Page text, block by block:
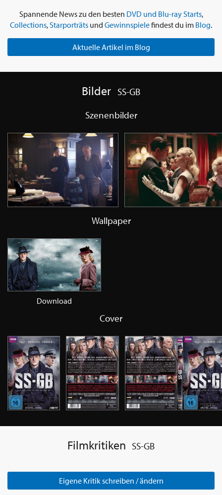
Spannende News zu den besten DVD und Blu-ray Starts,
Collections,Starporträts und Gewinnspielefindest du im Blog.
Aktuelle Artikel im Blog
Bilder SS-GB
Szenenbilder
Wallpaper
Download
Cover
Filmkritiken SS-GB
Eigene Kritik schreiben / ändern